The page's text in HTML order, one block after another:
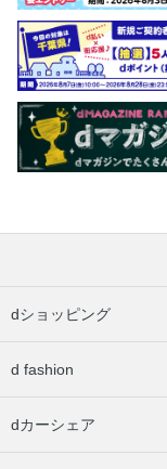
dショッピング
d fashion
dカーシェア